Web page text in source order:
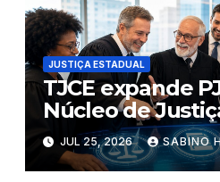
JUSTIÇA ESTADUAL
TJCE expande
Núcleo de
conclui
JUL 25, 2026 SABINO